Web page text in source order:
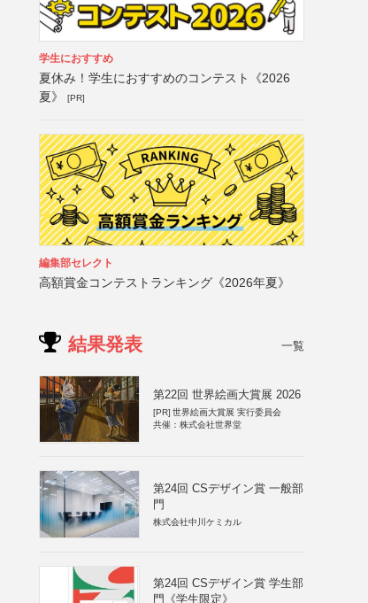
学生におすすめ
夏休み！学生におすすめのコンテスト《2026
夏》
[PR]
編集部セレクト
高額賞金コンテストランキング《2026年夏》
結果発表 一覧
第22回 世界絵画大賞展 2026
[PR] 世界絵画大賞展 実行委員会
共催：株式会社世界堂
第24回 CSデザイン賞 一般部
門
株式会社中川ケミカル
第24回 CSデザイン賞 学生部
門《学生限定》